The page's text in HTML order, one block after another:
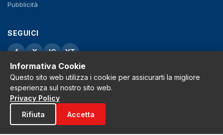
Pubblicità
SEGUICI
f X IG YT
Privacy Policy
Cookie Policy
Note legali
La Redazione
Informativa Cookie
Questo sito web utilizza i cookie per assicurarti la migliore
esperienza sul nostro sito web.
Privacy Policy
Rifiuta
Accetta